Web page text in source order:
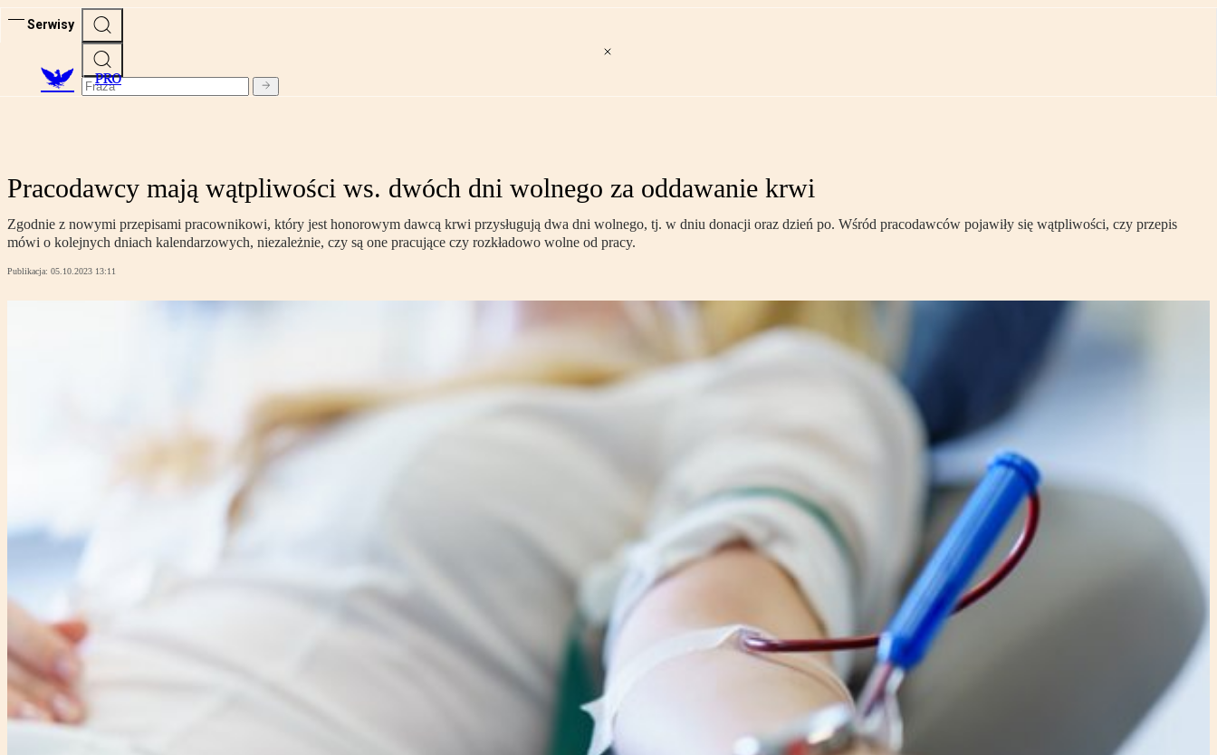
Serwisy
PRO
Pracodawcy mają wątpliwości ws. dwóch dni wolnego za oddawanie krwi
Zgodnie z nowymi przepisami pracownikowi, który jest honorowym dawcą krwi przysługują dwa dni wolnego, tj. w dniu donacji oraz dzień po. Wśród pracodawców pojawiły się wątpliwości, czy przepis
mówi o kolejnych dniach kalendarzowych, niezależnie, czy są one pracujące czy rozkładowo wolne od pracy.
Publikacja: 05.10.2023 13:11